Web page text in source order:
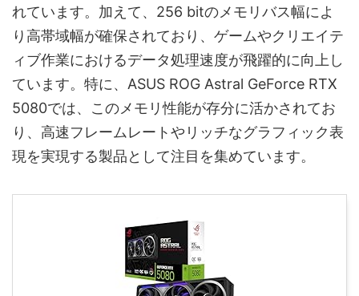
れています。加えて、256 bitのメモリバス幅によ
り高帯域幅が確保されており、ゲームやクリエイテ
ィブ作業におけるデータ処理速度が飛躍的に向上し
ています。特に、ASUS ROG Astral GeForce RTX
5080では、このメモリ性能が存分に活かされてお
り、高速フレームレートやリッチなグラフィック表
現を実現する製品として注目を集めています。